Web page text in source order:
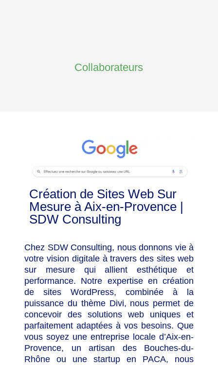
Collaborateurs
Création de Sites Web Sur
Mesure à Aix-en-Provence |
SDW Consulting
Chez SDW Consulting, nous donnons vie à
votre vision digitale à travers des sites web
sur mesure qui allient esthétique et
performance. Notre expertise en création
de sites WordPress, combinée à la
puissance du thème Divi, nous permet de
concevoir des solutions web uniques et
parfaitement adaptées à vos besoins. Que
vous soyez une entreprise locale d’Aix-en-
Provence, un artisan des Bouches-du-
Rhône ou une startup en PACA, nous